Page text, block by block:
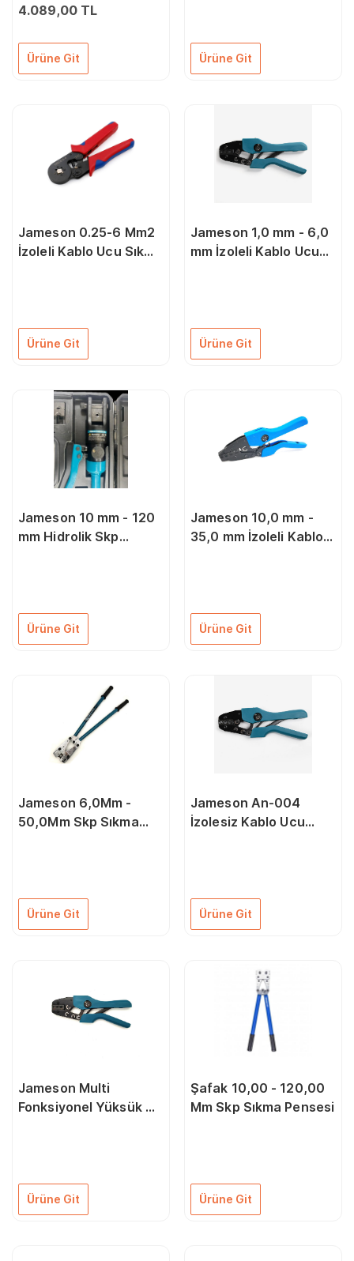
4.089,00 TL
Ürüne Git Ürüne Git
Jameson 0.25-6 Mm2
İzoleli Kablo Ucu Sıkma
Ürüne Git
Jameson 1,0 mm - 6,0
mm İzoleli Kablo Ucu
Ürüne Git
Jameson 10 mm - 120
mm Hidrolik Skp
Ürüne Git
Jameson 10,0 mm -
35,0 mm İzoleli Kablo
Ürüne Git
Jameson 6,0Mm -
50,0Mm Skp Sıkma
Ürüne Git
Jameson An-004
İzolesiz Kablo Ucu
Ürüne Git
Jameson Multi
Fonksiyonel Yüksük Ve
Ürüne Git
Şafak 10,00 - 120,00
Mm Skp Sıkma Pensesi
Ürüne Git